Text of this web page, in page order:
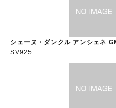
シェーヌ・ダンクル アンシェネ
SV925